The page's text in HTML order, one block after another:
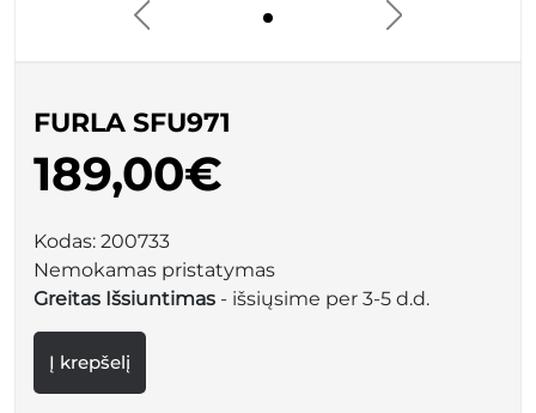
FURLA SFU971
189,00€
Kodas: 200733
Nemokamas pristatymas
Greitas Išsiuntimas - išsiųsime per 3-5 d.d.
Į krepšelį